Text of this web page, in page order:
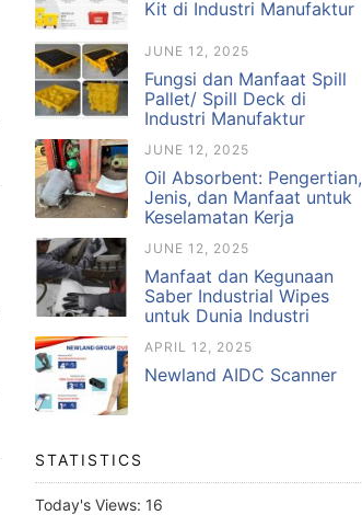
Kit di Industri Manufaktur
JUNE 12, 2025
Fungsi dan Manfaat Spill
Pallet/ Spill Deck di
Industri Manufaktur
JUNE 12, 2025
Oil Absorbent: Pengertian,
Jenis, dan Manfaat untuk
Keselamatan Kerja
JUNE 12, 2025
Manfaat dan Kegunaan
Saber Industrial Wipes
untuk Dunia Industri
APRIL 12, 2025
Newland AIDC Scanner
STATISTICS
Today's Views: 16